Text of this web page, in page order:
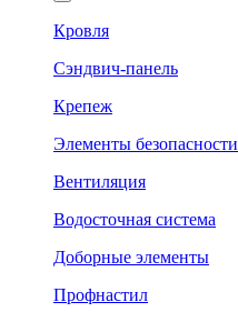
Кровля
Сэндвич-панель
Крепеж
Элементы безопасности
Вентиляция
Водосточная система
Доборные элементы
Профнастил